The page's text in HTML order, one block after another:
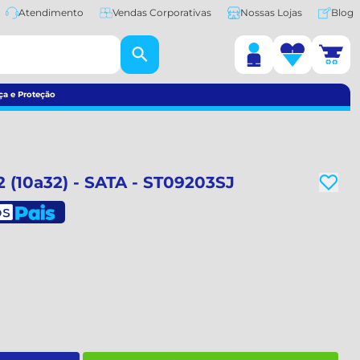
Atendimento Vendas Corporativas Nossas Lojas Blog
e Proteção
- SATA - ST09203SJ